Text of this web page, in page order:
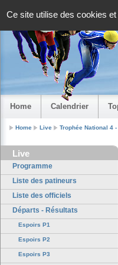
Ce site utilise des cookies
Home Calendrier
Home Live Trophée National 4
Live
Programme
Liste des patineurs
Liste des officiels
Départs - Résultats
Espoirs P1
Espoirs P2
Espoirs P3